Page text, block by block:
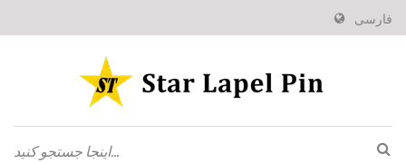
فارسی